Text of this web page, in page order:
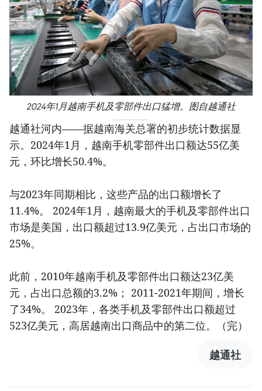
2024年1月越南手机及零部件出口猛增。图自越通社
越通社河内——据越南海关总署的初步统计数据显
示。2024年1月，越南手机零部件出口额达55亿美
元，环比增长50.4%。
与2023年同期相比，这些产品的出口额增长了
11.4%。 2024年1月，越南最大的手机及零部件出口
市场是美国，出口额超过13.9亿美元，占出口市场的
25%。
此前，2010年越南手机及零部件出口额达23亿美
元，占出口总额的3.2%； 2011-2021年期间，增长
了34%。 2023年，各类手机及零部件出口额超过
523亿美元，高居越南出口商品中的第二位。（完）
越通社